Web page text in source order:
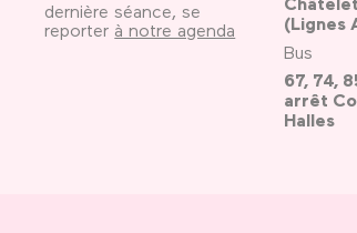
dernière séance, se
reporter à notre agenda
(Lignes
Bus
67, 74,
arrêt
Halles